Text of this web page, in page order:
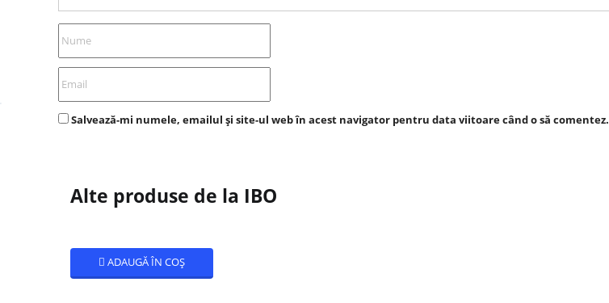
Salvează-mi numele, emailul și site-ul web în acest navigator pentru data viitoare când o să comentez.
Alte produse de la IBO
ADAUGĂ ÎN COȘ